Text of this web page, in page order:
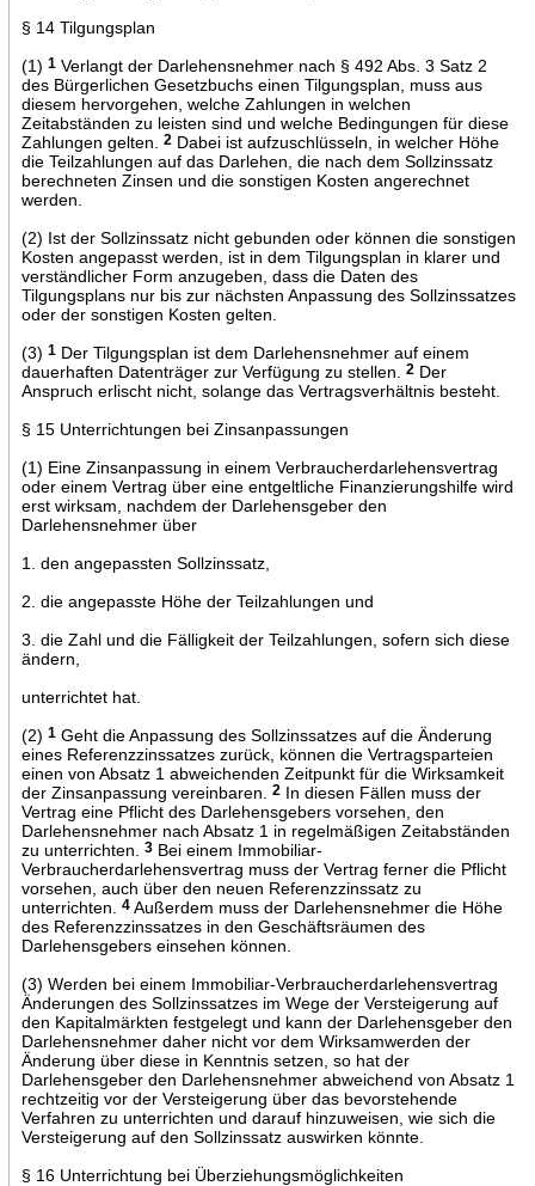
§ 14 Tilgungsplan
(1) 1Verlangt der Darlehensnehmer nach § 492 Abs. 3 Satz 2
des Bürgerlichen Gesetzbuchs einen Tilgungsplan, muss aus
diesem hervorgehen, welche Zahlungen in welchen
Zeitabständen zu leisten sind und welche Bedingungen für diese
Zahlungen gelten.
2Dabei ist aufzuschlüsseln, in welcher Höhe
die Teilzahlungen auf das Darlehen, die nach dem Sollzinssatz
berechneten Zinsen und die sonstigen Kosten angerechnet
werden.
(2) Ist der Sollzinssatz nicht gebunden oder können die sonstigen
Kosten angepasst werden, ist in dem Tilgungsplan in klarer und
verständlicher Form anzugeben, dass die Daten des
Tilgungsplans nur bis zur nächsten Anpassung des Sollzinssatzes
oder der sonstigen Kosten gelten.
(3) 1Der Tilgungsplan ist dem Darlehensnehmer auf einem
dauerhaften Datenträger zur Verfügung zu stellen.
2Der
Anspruch erlischt nicht, solange das Vertragsverhältnis besteht.
§ 15 Unterrichtungen bei Zinsanpassungen
(1) Eine Zinsanpassung in einem Verbraucherdarlehensvertrag
oder einem Vertrag über eine entgeltliche Finanzierungshilfe wird
erst wirksam, nachdem der Darlehensgeber den
Darlehensnehmer über
1. den angepassten Sollzinssatz,
2. die angepasste Höhe der Teilzahlungen und
3. die Zahl und die Fälligkeit der Teilzahlungen, sofern sich diese
ändern,
unterrichtet hat.
(2) 1Geht die Anpassung des Sollzinssatzes auf die Änderung
eines Referenzzinssatzes zurück, können die Vertragsparteien
einen von Absatz 1 abweichenden Zeitpunkt für die Wirksamkeit
der Zinsanpassung vereinbaren.
2In diesen Fällen muss der
Vertrag eine Pflicht des Darlehensgebers vorsehen, den
Darlehensnehmer nach Absatz 1 in regelmäßigen Zeitabständen
zu unterrichten.
3Bei einem Immobiliar-
Verbraucherdarlehensvertrag muss der Vertrag ferner die Pflicht
vorsehen, auch über den neuen Referenzzinssatz zu
unterrichten.
4Außerdem muss der Darlehensnehmer die Höhe
des Referenzzinssatzes in den Geschäftsräumen des
Darlehensgebers einsehen können.
(3) Werden bei einem Immobiliar-Verbraucherdarlehensvertrag
Änderungen des Sollzinssatzes im Wege der Versteigerung auf
den Kapitalmärkten festgelegt und kann der Darlehensgeber den
Darlehensnehmer daher nicht vor dem Wirksamwerden der
Änderung über diese in Kenntnis setzen, so hat der
Darlehensgeber den Darlehensnehmer abweichend von Absatz 1
rechtzeitig vor der Versteigerung über das bevorstehende
Verfahren zu unterrichten und darauf hinzuweisen, wie sich die
Versteigerung auf den Sollzinssatz auswirken könnte.
§ 16 Unterrichtung bei Überziehungsmöglichkeiten